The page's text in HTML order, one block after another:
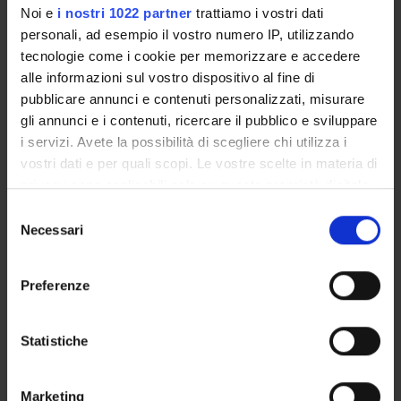
Noi e i nostri 1022 partner trattiamo i vostri dati
personali, ad esempio il vostro numero IP, utilizzando
tecnologie come i cookie per memorizzare e accedere
alle informazioni sul vostro dispositivo al fine di
pubblicare annunci e contenuti personalizzati, misurare
gli annunci e i contenuti, ricercare il pubblico e sviluppare
i servizi. Avete la possibilità di scegliere chi utilizza i
vostri dati e per quali scopi. Le vostre scelte in materia di
privacy sono applicabili solo su questa proprietà digitale
modificare o revocare il proprio consenso in qualsiasi
momento dalla Dichiarazione sui cookie o facendo clic
raccogliere informazioni sulla tua posizione
geografica, con un'approssimazione di qualche
delNecessari
Preferenze
Statistiche
Marketing
THEORETICAL FOUNDATION AND EMPIRICAL
APPLICATION IN EDUCATIONAL AND HEALTHCARE
FIELDS.
COURSES
TRAINING